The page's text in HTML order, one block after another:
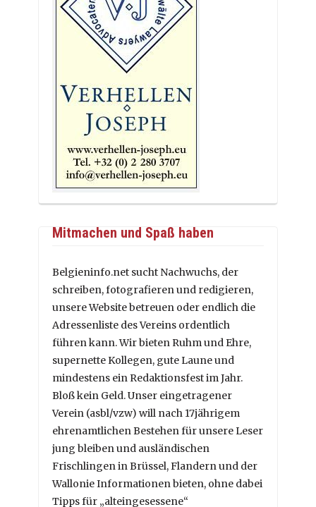
Mitmachen und Spaß haben
Belgieninfo.net sucht Nachwuchs, der
schreiben, fotografieren und redigieren,
unsere Website betreuen oder endlich die
Adressenliste des Vereins ordentlich
führen kann. Wir bieten Ruhm und Ehre,
supernette Kollegen, gute Laune und
mindestens ein Redaktionsfest im Jahr.
Bloß kein Geld. Unser eingetragener
Verein (asbl/vzw) will nach 17jährigem
ehrenamtlichen Bestehen für unsere Leser
jung bleiben und ausländischen
Frischlingen in Brüssel, Flandern und der
Wallonie Informationen bieten, ohne dabei
Tipps für „alteingesessene“